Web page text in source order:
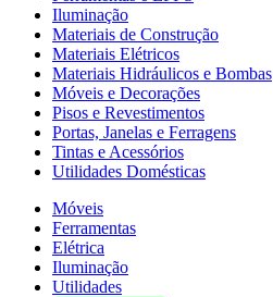
Iluminação
Materiais de Construção
Materiais Elétricos
Materiais Hidráulicos e Bombas
Móveis e Decorações
Pisos e Revestimentos
Portas, Janelas e Ferragens
Tintas e Acessórios
Utilidades Domésticas
Móveis
Ferramentas
Elétrica
Iluminação
Utilidades